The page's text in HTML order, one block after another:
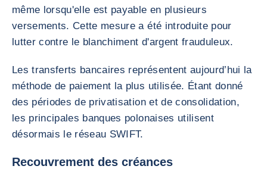
même lorsqu'elle est payable en plusieurs
versements. Cette mesure a été introduite pour
lutter contre le blanchiment d'argent frauduleux.
Les transferts bancaires représentent aujourd’hui la
méthode de paiement la plus utilisée. Étant donné
des périodes de privatisation et de consolidation,
les principales banques polonaises utilisent
désormais le réseau SWIFT.
Recouvrement des créances